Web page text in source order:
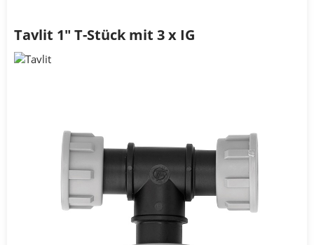
Tavlit 1" T-Stück mit 3 x IG​